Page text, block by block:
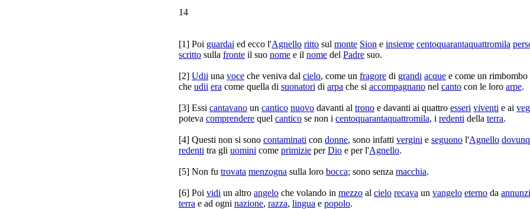
14
[1] Poi guardai ed ecco l'Agnello ritto sul monte Sion e insieme centoquarantaquattromila
scritto sulla fronte il suo nome e il nome del Padre suo.
[2] Udii una voce che veniva dal cielo, come un fragore di grandi acque e come un rimbombo
che udii era come quella di suonatori di arpa che si accompagnano nel canto con le loro arpe.
[3] Essi cantavano un cantico nuovo davanti al trono e davanti ai quattro esseri viventi e ai
poteva comprendere quel cantico se non i centoquarantaquattromila, i redenti della terra.
[4] Questi non si sono contaminati con donne, sono infatti vergini e seguono l'Agnello
redenti tra gli uomini come primizie perDio e per l'Agnello.
[5] Non fu trovata menzogna sulla loro bocca; sono senza macchia.
[6] Poi vidi un altro angelo che volando in mezzo al cielo recava un vangelo eterno da
terra e ad ogni nazione, razza, lingua e popolo.